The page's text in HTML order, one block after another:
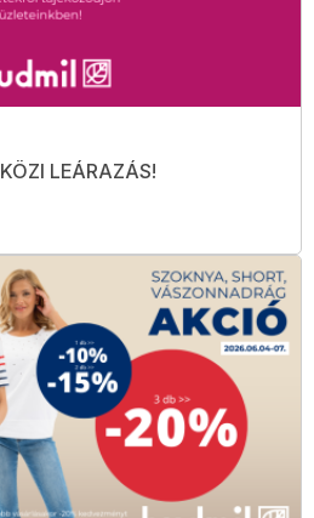
LEÁRAZÁS!